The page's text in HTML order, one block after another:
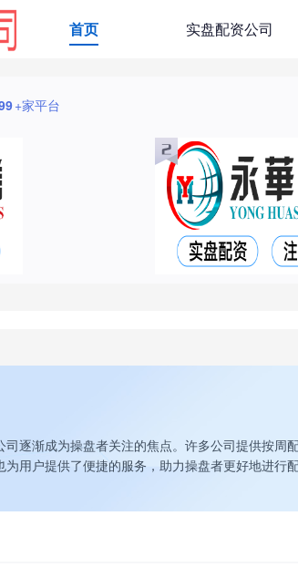
首页 实盘配资公司
+家平台
逐渐成为操盘者关注的焦点。许多公司提供按周
用户提供了便捷的服务，助力操盘者更好地进行配